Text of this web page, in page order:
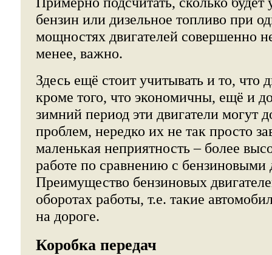
бензин или дизельное топливо при
мощностях двигателей совершенно
менее, важно.
Здесь ещё стоит учитывать и то, что
кроме того, что экономичны, ещё и
зимний период эти двигатели могут
проблем, нередко их не так просто
маленькая неприятность – более
работе по сравнению с бензиновыми
Преимущество бензиновых
оборотах работы, т.е. такие
на дороге.
Коробка передач